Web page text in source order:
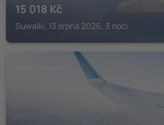
15 018 Kč
Suwalki, 13 srpna 2026, 3 noci